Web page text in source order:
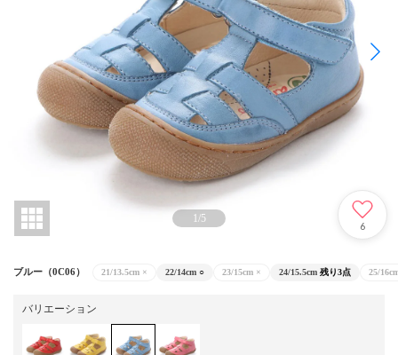
1/5
6
ブルー（0C06） 21/13.5cm × 22/14cm ○ 23/15cm × 24/15.5cm 残り3点 25/
バリエーション